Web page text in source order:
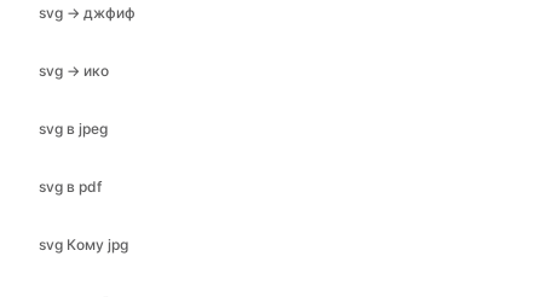
svg → джфиф
svg → ико
svg в jpeg
svg в pdf
svg Кому jpg